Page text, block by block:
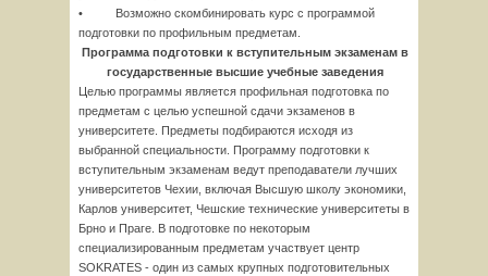
• Возможно скомбинировать курс с программой
подготовки по профильным предметам.
Программа подготовки к вступительным экзаменам в
государственные высшие учебные заведения
Целью программы является профильная подготовка по
предметам с целью успешной сдачи экзаменов в
университете. Предметы подбираются исходя из
выбранной специальности. Программу подготовки к
вступительным экзаменам ведут преподаватели лучших
университетов Чехии, включая Высшую школу экономики,
Карлов университет, Чешские технические университеты в
Брно и Праге. В подготовке по некоторым
специализированным предметам участвует центр
SOKRATES - один из самых крупных подготовительных